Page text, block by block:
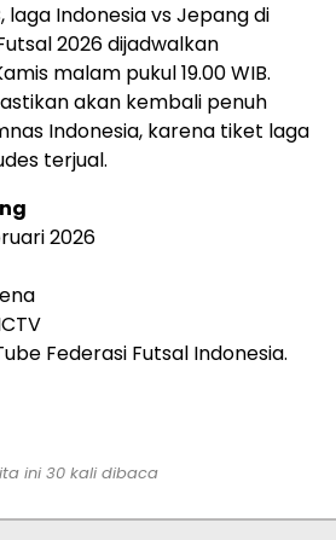
laga Indonesia vs Jepang di
2026 dijadwalkan
malam pukul 19.00 WIB.
akan kembali penuh
Indonesia, karena tiket laga
terjual.
2026
Federasi Futsal Indonesia.
ini 30 kali dibaca